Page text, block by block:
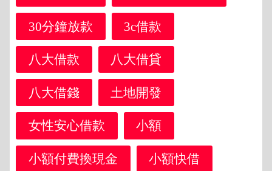
30分鐘放款 3c借款
八大借款 八大借貸
八大借錢 土地開發
女性安心借款 小額
小額付費換現金 小額快借